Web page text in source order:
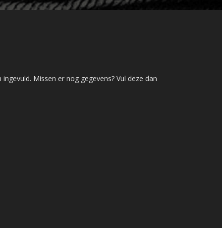
Missen er nog gegevens? Vul deze dan